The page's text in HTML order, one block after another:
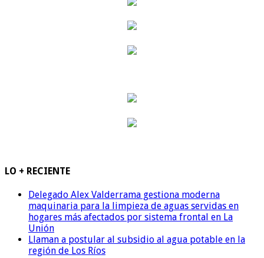
LO + RECIENTE
Delegado Alex Valderrama gestiona moderna
maquinaria para la limpieza de aguas servidas en
hogares más afectados por sistema frontal en La
Unión
Llaman a postular al subsidio al agua potable en la
región de Los Ríos